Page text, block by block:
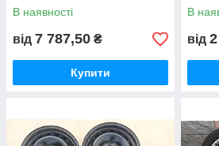
В наявності
від 7 787,50 ₴
Купити
В
від